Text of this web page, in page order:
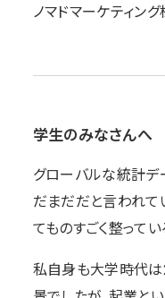
ノマドマーケティ
学生のみなさんへ
グローバルな統計デ
だまだだと言われて
てものすごく整ってい
私自身も大学時代